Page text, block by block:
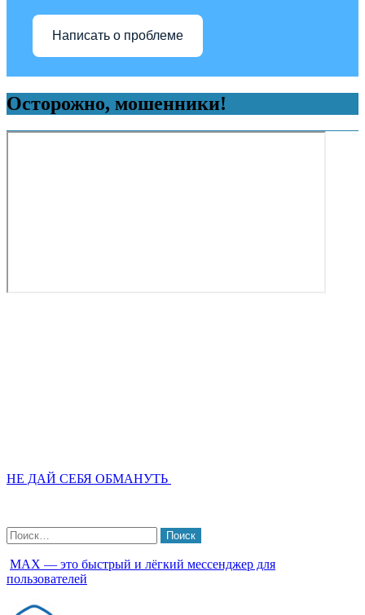
Написать о проблеме
Осторожно, мошенники!
НЕ ДАЙ СЕБЯ ОБМАНУТЬ
Найти:
МАХ — это быстрый и лёгкий мессенджер для
пользователей